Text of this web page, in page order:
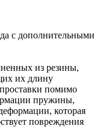
с дополнительными
из резины,
их длину
помимо
пружины,
которая
повреждения